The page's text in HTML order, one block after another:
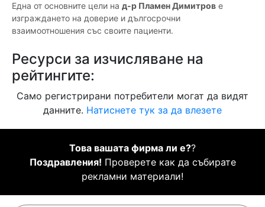
Една от основните цели на д-р Пламен Димитров е
изграждането на доверие и дългосрочни
взаимоотношения със своите пациенти.
Ресурси за изчисляване на
рейтингите:
Само регистрирани потребители могат да видят
данните. Натиснете тук за да влезете
Това вашата фирма ли е??
Поздравления! Проверете как да събирате
рекламни материали!